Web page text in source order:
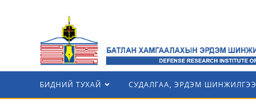
БИДНИЙ ТУХАЙ СУДАЛГАА, ЭРДЭМ ШИНЖИЛГЭЭ